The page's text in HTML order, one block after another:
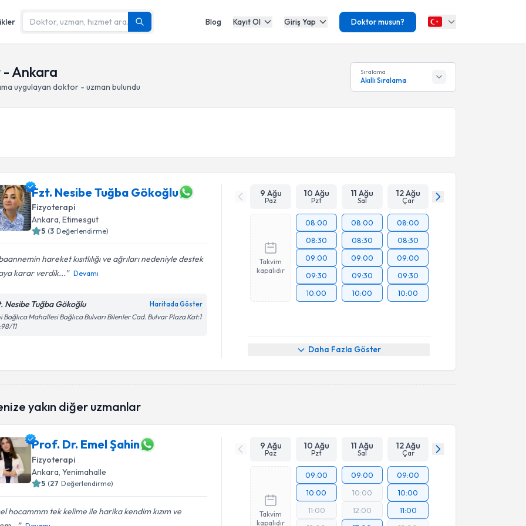
Blog Kayıt Ol Giriş Yap Doktor musun?
Ankara
uygulayan doktor - uzman bulundu
Sıralama
Akıllı Sıralama
Fzt. Nesibe Tuğba Gökoğlu
Fizyoterapi
Ankara, Etimesgut
5 (3 Değerlendirme)
hareket kısıtlılığı ve ağrıları nedeniyle destek
karar verdik...
Devamı
Nesibe Tuğba Gökoğlu Haritada Göster
Bağlıca Mahallesi Bağlıca Bulvarı Bilenler Cad. Bulvar Plaza Kat:1
11
9 Ağu
Paz
10 Ağu
Pzt
11 Ağu
Sal
12 Ağu
Çar
Takvim
kapalıdır
08:00
08:30
09:00
09:30
10:00
08:00
08:30
09:00
09:30
10:00
08:00
08:30
09:00
09:30
10:00
Daha Fazla Göster
yakın diğer uzmanlar
Prof. Dr. Emel Şahin
Fizyoterapi
Ankara , Yenimahalle
5 (27 Değerlendirme)
hocammm tek kelime ile harika kendim kızım ve
9 Ağu
Paz
10 Ağu
Pzt
11 Ağu
Sal
12 Ağu
Çar
Takvim
kapalıdır
09:00
10:00
11:00
09:00
10:00
12:00
09:00
10:00
11:00